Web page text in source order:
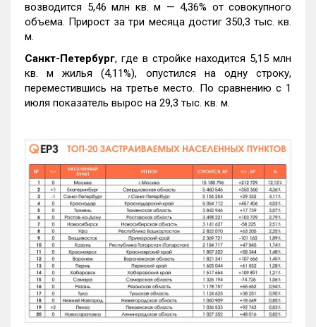
возводится 5,46 млн кв. м — 4,36% от совокупного
объема. Прирост за три месяца достиг 350,3 тыс. кв.
м.
Санкт-Петербург, где в стройке находится 5,15 млн
кв. м жилья (4,11%), опустился на одну строку,
переместившись на третье место. По сравнению с 1
июля показатель вырос на 29,3 тыс. кв. м.